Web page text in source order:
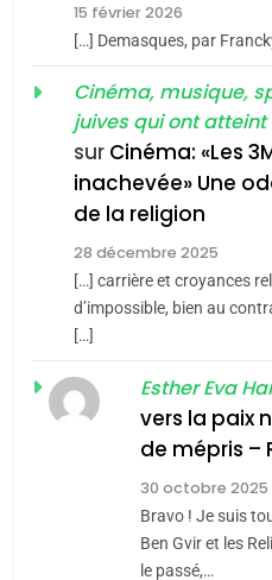
«Tu
ISRAÉL
ISRAÉL
15 février 2026
[…] Demasques, par
Cinéma, musique,
juives qui ont atteint
sur Cinéma: «Les
inachevée» Une
de la religion
28 décembre 2025
[…] carrière et croyances
d’impossible, bien au
[…]
Esther Eva
vers la paix
de mépris –
30 octobre 2025
Bravo ! Je suis
Ben Gvir et les
le passé,…
FIÈRE,
MA
ISRAÉL
CE
JUDAISME
Maroc
Azilal
du
DAFINA